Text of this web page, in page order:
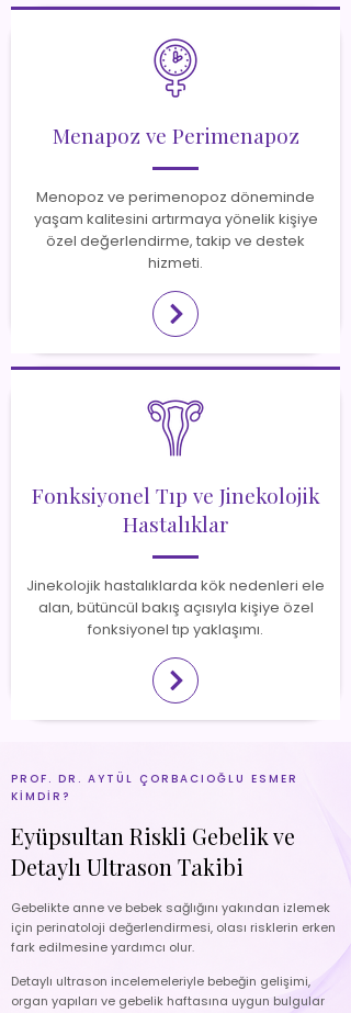
Menapoz ve Perimenapoz
Menopoz ve perimenopoz döneminde
yaşam kalitesini artırmaya yönelik kişiye
özel değerlendirme, takip ve destek
hizmeti.
Fonksiyonel Tıp ve Jinekolojik
Hastalıklar
Jinekolojik hastalıklarda kök nedenleri ele
alan, bütüncül bakış açısıyla kişiye özel
fonksiyonel tıp yaklaşımı.
PROF. DR. AYTÜL ÇORBACIOĞLU ESMER
KİMDİR?
Eyüpsultan Riskli Gebelik ve
Detaylı Ultrason Takibi
Gebelikte anne ve bebek sağlığını yakından izlemek
için perinatoloji değerlendirmesi, olası risklerin erken
fark edilmesine yardımcı olur.
Detaylı ultrason incelemeleriyle bebeğin gelişimi,
organ yapıları ve gebelik haftasına uygun bulgular